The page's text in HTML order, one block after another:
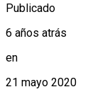
Publicado
6 años atrás
en
21 mayo 2020